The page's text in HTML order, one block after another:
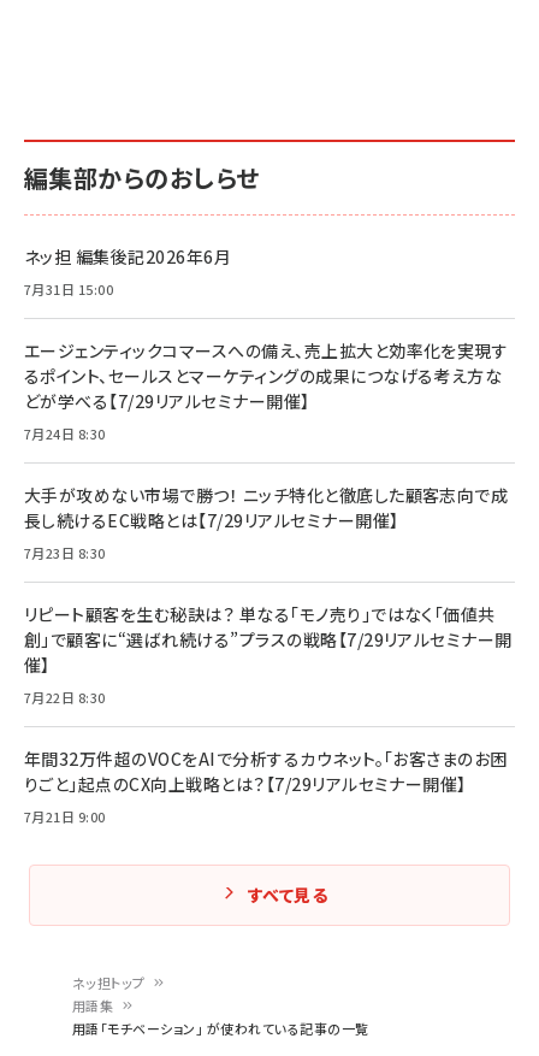
ネッ担トップ
用語集
用語「モチベーション」 が使われている記事の一覧
編集部からのおしらせ
ネッ担 編集後記2026年6月
7月31日 15:00
エージェンティックコマースへの備え、売上拡大と効率化を実現す
るポイント、セールスとマーケティングの成果につなげる考え方な
どが学べる【7/29リアルセミナー開催】
7月24日 8:30
大手が攻めない市場で勝つ！ ニッチ特化と徹底した顧客志向で成
長し続けるEC戦略とは【7/29リアルセミナー開催】
7月23日 8:30
リピート顧客を生む秘訣は？ 単なる「モノ売り」ではなく「価値共
創」で顧客に“選ばれ続ける”プラスの戦略【7/29リアルセミナー開
催】
7月22日 8:30
年間32万件超のVOCをAIで分析するカウネット。「お客さまのお困
りごと」起点のCX向上戦略とは？【7/29リアルセミナー開催】
7月21日 9:00
すべて見る